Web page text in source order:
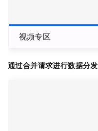
视频专区
通过合并请求进行数据分发